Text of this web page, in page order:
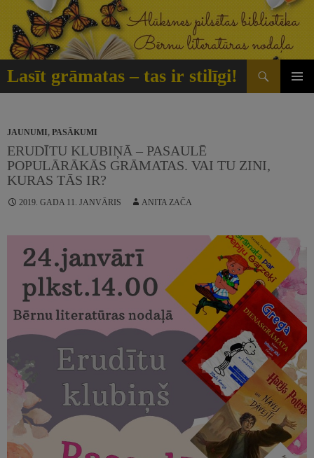
Doties
saturu
Lasīt grāmatas – tas ir stilīgi!
Meklēt
JAUNUMI, PASĀKUMI
ERUDĪTU KLUBIŅĀ – PASAULĒ
POPULĀRĀKĀS GRĀMATAS. VAI TU ZINI,
KURAS TĀS IR?
2019. GADA 11. JANVĀRIS ANITA ZAČA